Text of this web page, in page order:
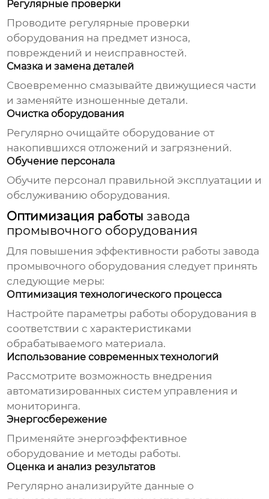
Регулярные проверки
Проводите регулярные проверки
оборудования на предмет износа,
повреждений и неисправностей.
Смазка и замена деталей
Своевременно смазывайте движущиеся части
и заменяйте изношенные детали.
Очистка оборудования
Регулярно очищайте оборудование от
накопившихся отложений и загрязнений.
Обучение персонала
Обучите персонал правильной эксплуатации и
обслуживанию оборудования.
Оптимизация работызавода
промывочного оборудования
Для повышения эффективности работызавода
промывочного оборудования следует принять
следующие меры:
Оптимизация технологического процесса
Настройте параметры работы оборудования в
соответствии с характеристиками
обрабатываемого материала.
Использование современных технологий
Рассмотрите возможность внедрения
автоматизированных систем управления и
мониторинга.
Энергосбережение
Применяйте энергоэффективное
оборудование и методы работы.
Оценка и анализ результатов
Регулярно анализируйте данные о